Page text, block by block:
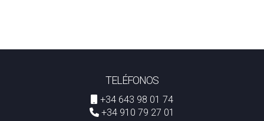
TELÉFONOS
+34 643 98 01 74
+34 910 79 27 01